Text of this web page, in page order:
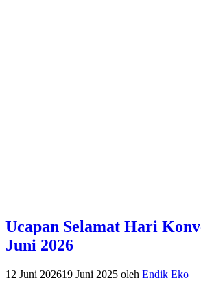
Ucapan Selamat Hari
Juni 2026
12 Juni 202619 Juni 2025 oleh Endik Eko